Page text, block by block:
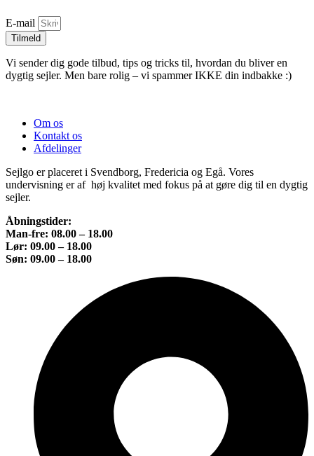
E-mail
Tilmeld
Vi sender dig gode tilbud, tips og tricks til, hvordan du bliver en
dygtig sejler. Men bare rolig – vi spammer IKKE din indbakke :)
Om os
Kontakt os
Afdelinger
Sejlgo er placeret i Svendborg, Fredericia og Egå. Vores
undervisning er af høj kvalitet med fokus på at gøre dig til en dygtig
sejler.
Åbningstider:
Man-fre: 08.00 – 18.00
Lør: 09.00 – 18.00
Søn: 09.00 – 18.00